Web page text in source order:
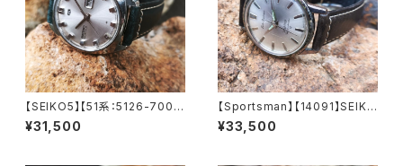
【SEIKO5】【51系：5126-700
0】SEIKO/セイコー 5 23石 Ca
l.5126 キャリバー 機械式 自動
¥31,500
【Sportsman】【14091】SEIK
O/セイコー スポーツマンセブン
ティーン 17石 Cal.4361 キャリ
¥33,500